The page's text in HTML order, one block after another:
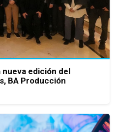
edición del
BA Producción